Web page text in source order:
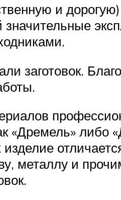
и
заготовок.
«Дремель» либо
металлу и